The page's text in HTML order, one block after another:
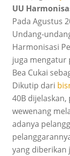
UU
Pada Agustus
Undang-
Harmonisasi
juga mengatur
Bea Cukai
Dikutip dari
40B dijelaskan,
wewenang
adanya
yang diberikan